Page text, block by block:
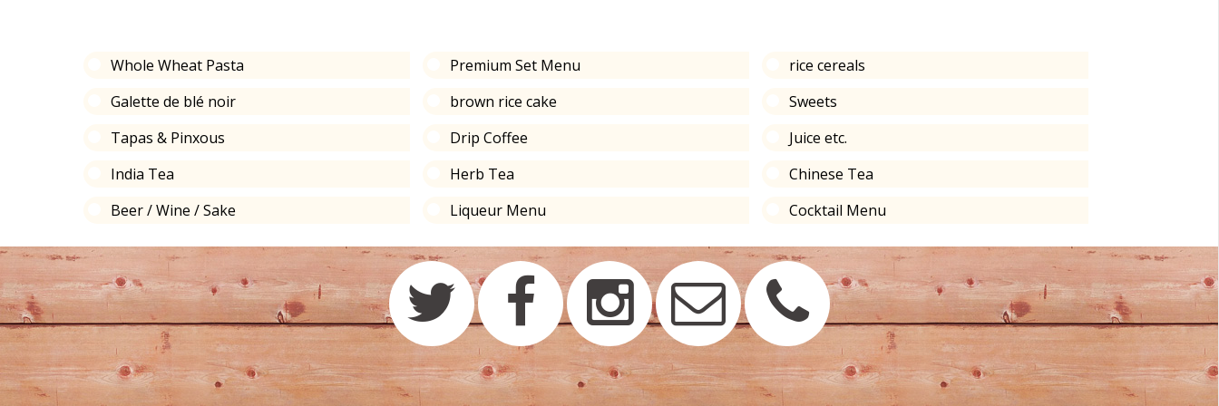
Whole Wheat Pasta Premium Set Menu
rice cereals
Galette de blé noir
brown rice cake
Sweets
Tapas & Pinxous
Drip Coffee
Juice etc.
India Tea
Herb Tea
Chinese Tea
Beer / Wine / Sake
Liqueur Menu Cocktail Menu